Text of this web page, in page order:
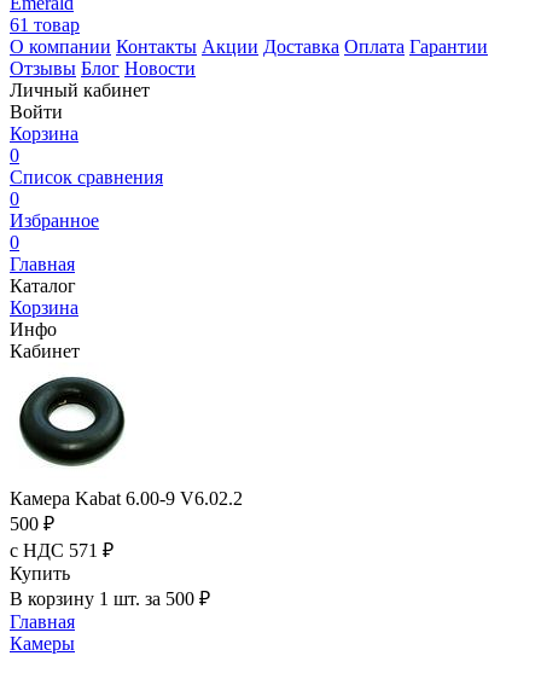
61 товар
О компании Контакты Акции Доставка Оплата Гарантии
Отзывы Блог Новости
Личный кабинет
Войти
Корзина
0
Список сравнения
0
Избранное
0
Главная
Каталог
Корзина
Инфо
Кабинет
Камера Kabat 6.00-9 V6.02.2
500 ₽
с НДС 571 ₽
Купить
В корзину 1 шт. за 500 ₽
Главная
Камеры